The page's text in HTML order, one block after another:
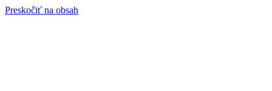
Preskočiť na obsah